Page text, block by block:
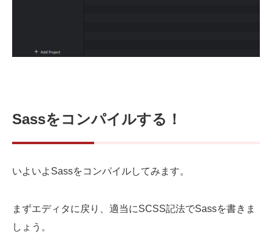
Sassをコンパイルする！
いよいよSassをコンパイルしてみます。
まずエディタに戻り、適当にSCSS記法でSassを書きま
しょう。